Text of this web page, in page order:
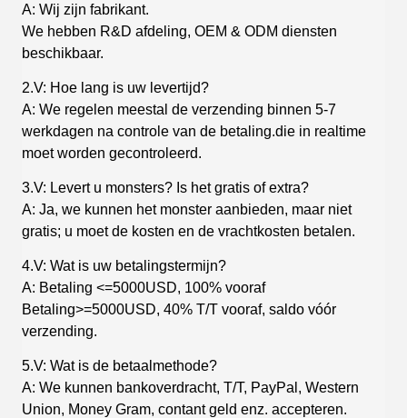
A: Wij zijn fabrikant.
We hebben R&D afdeling, OEM & ODM diensten
beschikbaar.
2.V: Hoe lang is uw levertijd?
A: We regelen meestal de verzending binnen 5-7
werkdagen na controle van de betaling.die in realtime
moet worden gecontroleerd.
3.V: Levert u monsters? Is het gratis of extra?
A: Ja, we kunnen het monster aanbieden, maar niet
gratis; u moet de kosten en de vrachtkosten betalen.
4.V: Wat is uw betalingstermijn?
A: Betaling <=5000USD, 100% vooraf
Betaling>=5000USD, 40% T/T vooraf, saldo vóór
verzending.
5.V: Wat is de betaalmethode?
A: We kunnen bankoverdracht, T/T, PayPal, Western
Union, Money Gram, contant geld enz. accepteren.